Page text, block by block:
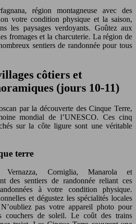
région montagneuse avec des
votre condition physique et la saison,
les paysages verdoyants. Goûtez aux
fromages et la charcuterie. La région de
sentiers de randonnée pour tous
côtiers et
(jours 10-11)
par la découverte des Cinque Terre,
mondial de l’UNESCO. Ces cinq
sur la côte ligure sont une véritable
terre
Vernazza, Corniglia, Manarola et
des sentiers de randonnée reliant ces
à votre condition physique.
et dégustez les spécialités locales
pas votre appareil photo pour
couchers de soleil. Le coût des trains